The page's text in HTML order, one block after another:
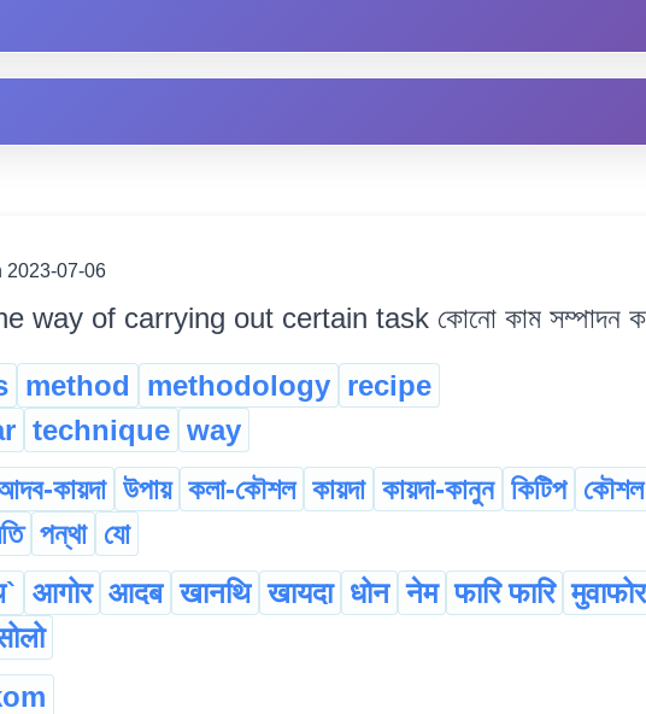
2023-07-06
way of carrying out certain task কোনো কাম সম্পাদন
method methodology recipe
technique way
কায়দা উপায় কলা-কৌশল কায়দা কায়দা-কানুন কিটিপ কৌশল
পন্থা যো
आगोर आदब खानथि खायदा धोन नेम फारि फारि मुवाफोर